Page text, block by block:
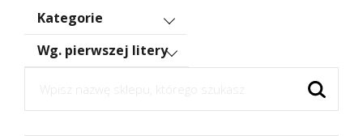
Kategorie
Wg. pierwszej litery